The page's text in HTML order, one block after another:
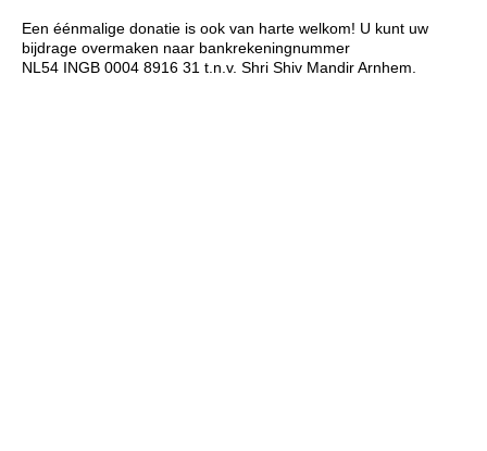
Een éénmalige donatie is ook van harte welkom! U kunt uw
bijdrage overmaken naar bankrekeningnummer
NL54 INGB 0004 8916 31 t.n.v. Shri Shiv Mandir Arnhem.